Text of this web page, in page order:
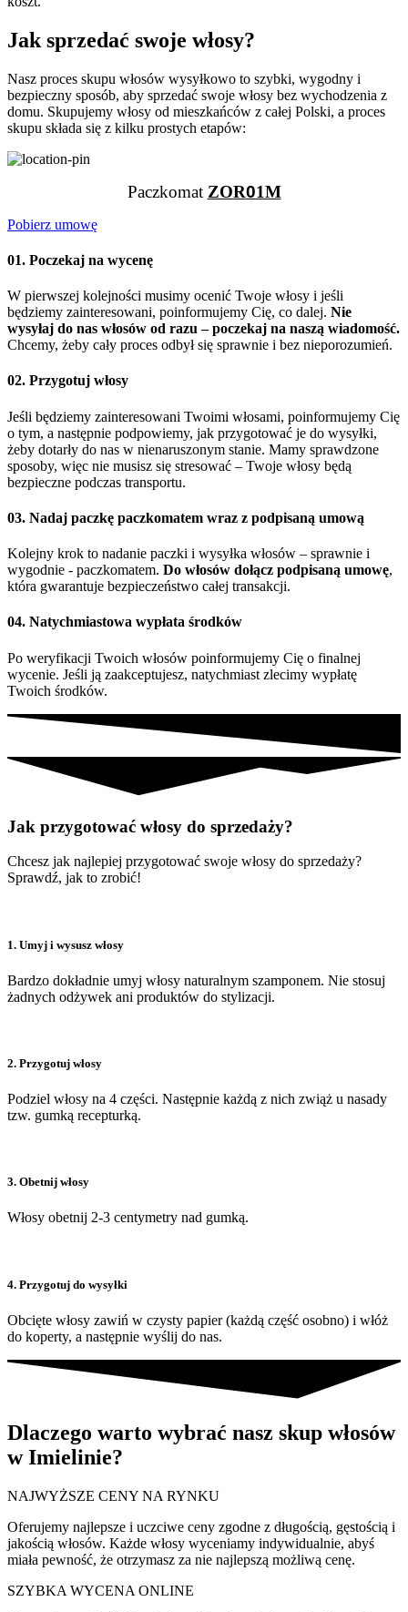
Jak sprzedać swoje włosy?
Nasz proces skupu włosów wysyłkowo to szybki, wygodny i
bezpieczny sposób, aby sprzedać swoje włosy bez wychodzenia z
domu. Skupujemy włosy od mieszkańców z całej Polski, a proces
skupu składa się z kilku prostych etapów:
Paczkomat ZOR01M
Pobierz umowę
01. Poczekaj na wycenę
W pierwszej kolejności musimy ocenić Twoje włosy i jeśli
będziemy zainteresowani, poinformujemy Cię, co dalej. Nie
wysyłaj do nas włosów od razu – poczekaj na naszą wiadomość.
Chcemy, żeby cały proces odbył się sprawnie i bez nieporozumień.
02. Przygotuj włosy
Jeśli będziemy zainteresowani Twoimi włosami, poinformujemy Cię
o tym, a następnie podpowiemy, jak przygotować je do wysyłki,
żeby dotarły do nas w nienaruszonym stanie. Mamy sprawdzone
sposoby, więc nie musisz się stresować – Twoje włosy będą
bezpieczne podczas transportu.
03. Nadaj paczkę paczkomatem wraz z podpisaną umową
Kolejny krok to nadanie paczki i wysyłka włosów – sprawnie i
wygodnie - paczkomatem. Do włosów dołącz podpisaną umowę,
która gwarantuje bezpieczeństwo całej transakcji.
04. Natychmiastowa wypłata środków
Po weryfikacji Twoich włosów poinformujemy Cię o finalnej
wycenie. Jeśli ją zaakceptujesz, natychmiast zlecimy wypłatę
Twoich środków.
Jak przygotować włosy do sprzedaży?
Chcesz jak najlepiej przygotować swoje włosy do sprzedaży?
Sprawdź, jak to zrobić!
1. Umyj i wysusz włosy
Bardzo dokładnie umyj włosy naturalnym szamponem. Nie stosuj
żadnych odżywek ani produktów do stylizacji.
2. Przygotuj włosy
Podziel włosy na 4 części. Następnie każdą z nich zwiąż u nasady
tzw. gumką recepturką.
3. Obetnij włosy
Włosy obetnij 2-3 centymetry nad gumką.
4. Przygotuj do wysyłki
Obcięte włosy zawiń w czysty papier (każdą część osobno) i włóż
do koperty, a następnie wyślij do nas.
Dlaczego warto wybrać nasz skup włosów
w Imielinie?
NAJWYŻSZE CENY NA RYNKU
Oferujemy najlepsze i uczciwe ceny zgodne z długością, gęstością i
jakością włosów. Każde włosy wyceniamy indywidualnie, abyś
miała pewność, że otrzymasz za nie najlepszą możliwą cenę.
SZYBKA WYCENA ONLINE